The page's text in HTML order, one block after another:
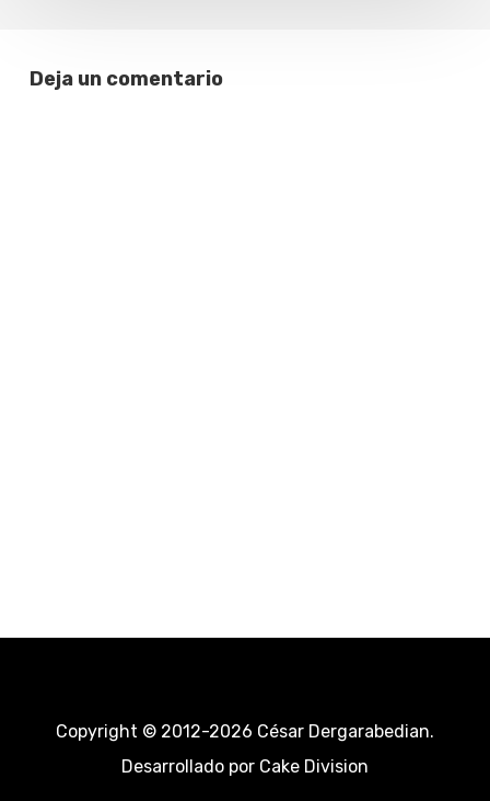
Deja un comentario
Copyright © 2012-2026 César Dergarabedian.
Desarrollado porCake Division